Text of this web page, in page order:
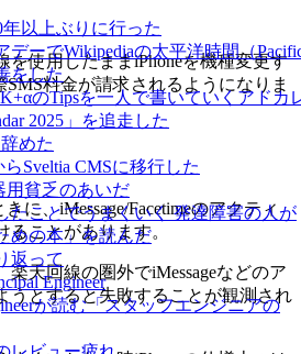
年以上ぶりに行った
デーでWikipediaの太平洋時間（
をした
のTipsを一人で書いていくアドカ
2025」を追走した
めた
らSveltia CMSに移行した
用貧乏のあいだ
たことでうまくいく 発達障害の人が
めの本」を読んだ
返って
Engineer
が読む「スタッフエンジニアの
を使用したままiPhoneを機種変更す
SMS料金が請求されるようになりま
に、iMessage/Facetimeのアクティ
ことがあります。
天回線の圏外でiMessageなどのア
うとすると失敗することが観測され